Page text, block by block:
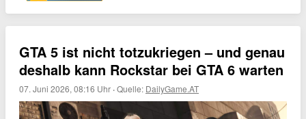
GTA 5 ist nicht totzukriegen – und genau
deshalb kann Rockstar bei GTA 6 warten
07. Juni 2026, 08:16 Uhr ·Quelle: DailyGame.AT